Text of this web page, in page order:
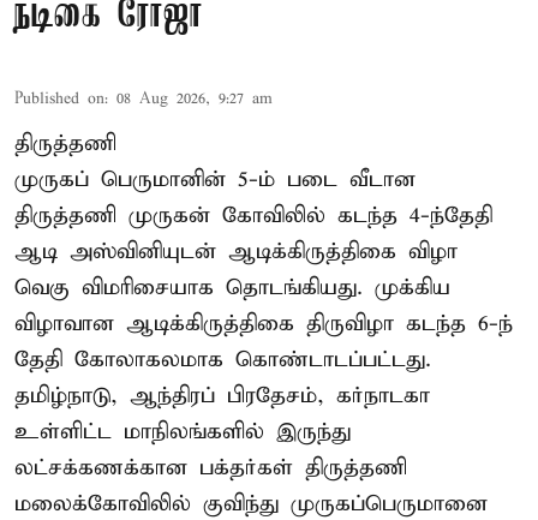
நடிகை ரோஜா
Published on: 08 Aug 2026, 9:27 am
திருத்தணி
முருகப் பெருமானின் 5-ம் படை வீடான
திருத்தணி முருகன் கோவிலில் கடந்த 4-ந்தேதி
ஆடி அஸ்வினியுடன் ஆடிக்கிருத்திகை விழா
வெகு விமரிசையாக தொடங்கியது. முக்கிய
விழாவான ஆடிக்கிருத்திகை திருவிழா கடந்த 6-ந்
தேதி கோலாகலமாக கொண்டாடப்பட்டது.
தமிழ்நாடு, ஆந்திரப் பிரதேசம், கர்நாடகா
உள்ளிட்ட மாநிலங்களில் இருந்து
லட்சக்கணக்கான பக்தர்கள் திருத்தணி
மலைக்கோவிலில் குவிந்து முருகப்பெருமானை